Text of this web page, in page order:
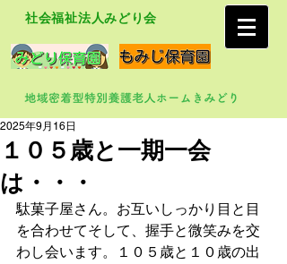
社会福祉法人みどり会
１０５歳と一期一会
は・・・
2025年9月16日
駄菓子屋さん。お互いしっかり目と目
を合わせてそして、握手と微笑みを交
わし会います。１０５歳と１０歳の出